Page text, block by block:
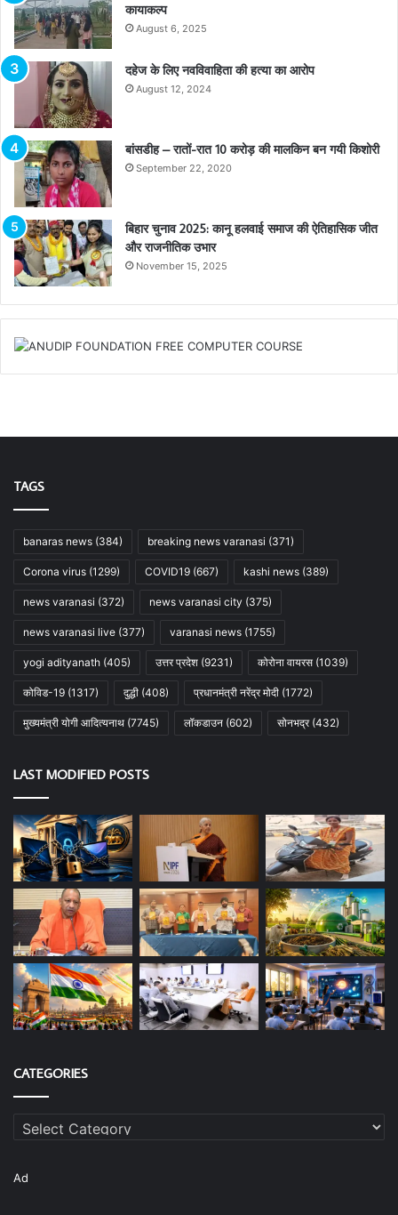
कायाकल्प
August 6, 2025
दहेज के लिए नवविवाहिता की हत्या का आरोप
August 12, 2024
बांसडीह – रातों-रात 10 करोड़ की मालकिन बन गयी किशोरी
September 22, 2020
बिहार चुनाव 2025: कानू हलवाई समाज की ऐतिहासिक जीत
और राजनीतिक उभार
November 15, 2025
TAGS
banaras news (384) breaking news varanasi (371)
Corona virus (1299) COVID19 (667) kashi news (389)
news varanasi (372) news varanasi city (375)
news varanasi live (377) varanasi news (1755)
yogi adityanath (405) उत्तर प्रदेश (9231) कोरोना वायरस (1039)
कोविड-19 (1317) दुद्धी (408) प्रधानमंत्री नरेंद्र मोदी (1772)
मुख्यमंत्री योगी आदित्यनाथ (7745) लॉकडाउन (602) सोनभद्र(432)
LAST MODIFIED POSTS
CATEGORIES
Categories
Ad